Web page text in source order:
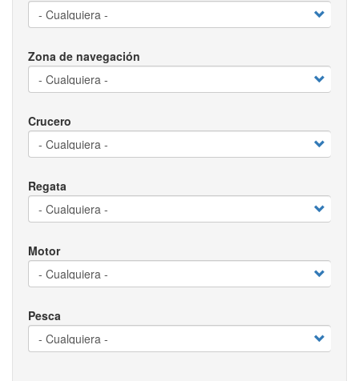
Zona de navegación
Crucero
Regata
Motor
Pesca